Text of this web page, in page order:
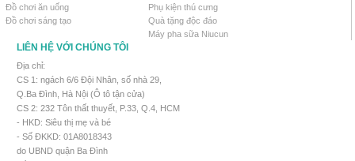
Đồ chơi ăn uống
Đồ chơi sáng tạo
Phụ kiện thú cưng
Quà tặng độc đáo
Máy pha sữa Niucun
LIÊN HỆ VỚI CHÚNG TÔI
Địa chỉ:
CS 1: ngách 6/6 Đội Nhân, số nhà 29,
Q.Ba Đình, Hà Nội (Ô tô tận cửa)
CS 2: 232 Tôn thất thuyết, P.33, Q.4, HCM
- HKD: Siêu thị mẹ và bé
- Số ĐKKD: 01A8018343
do UBND quận Ba Đình